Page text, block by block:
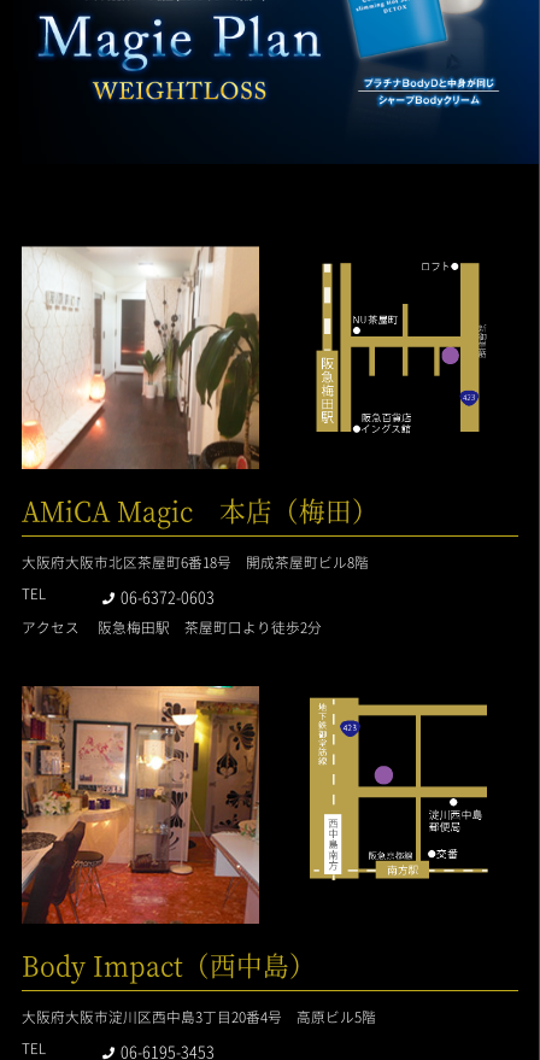
AMiCA Magic 本店（梅田）
大阪府大阪市北区茶屋町6番18号 開成茶屋町ビル8階
TEL 06-6372-0603
アクセス 阪急梅田駅 茶屋町口より徒歩2分
Body Impact（西中島）
大阪府大阪市淀川区西中島3丁目20番4号 高原ビル5階
TEL 06-6195-3453